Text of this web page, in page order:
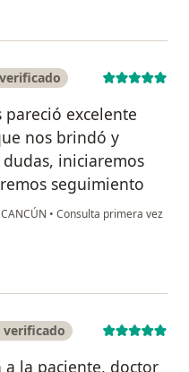
pareció excelente
nos brindó y
iniciaremos
seguimiento
• Consulta primera vez
a la paciente, doctor